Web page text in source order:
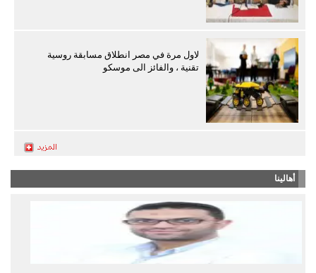
لاول مرة في مصر انطلاق مسابقة روسية
تقنية ، والفائز الى موسكو
أهالينا